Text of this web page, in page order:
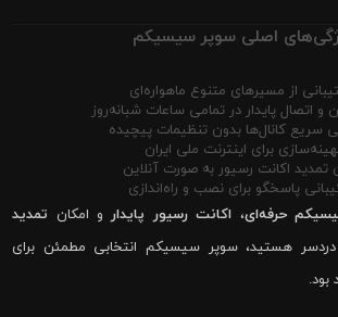
اصلی سوپر سیسیکم
از مسیرهای متنوع ماهواره‌ای
و اتصال پایدار در تمامی ساعات شبانه‌روز
سریع کانال‌ها بدون تنظیمات پیچیده
برای اینترنت ملی ایران
تمدید اکانت رسیور به صورت آنلاین
پاسخگو برای نصب و راه‌اندازی
حرفه‌ای، اکانت رسیور پایدارو امکان تمدید
هستید، سوپر سیسیکم انتخابی مطمئن برای
بود.